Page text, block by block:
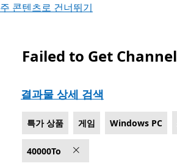
주 콘텐츠로 건너뛰기
Microsoft.com 목록
Failed to Get Channel
결과물 상세 검색
특가 상품 게임 Windows PC
40000To